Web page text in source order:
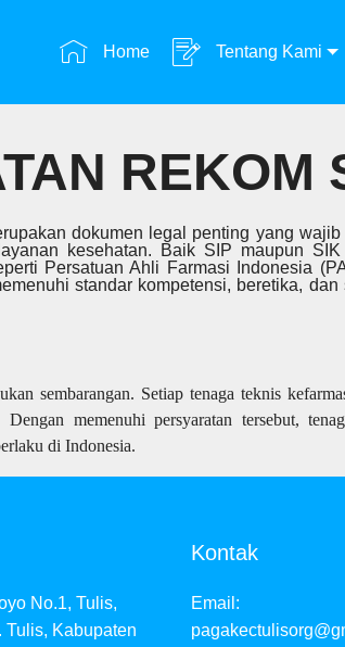
Home Tentang Kami
REKOM
dokumen legal penting yang
kesehatan. Baik SIP maupun
Persatuan Ahli Farmasi Indonesia
standar kompetensi, beretika,
sembarangan. Setiap tenaga teknis
memenuhi persyaratan tersebut,
di Indonesia.
No.1, Tulis,
Tulis, Kabupaten
Kontak
Email: